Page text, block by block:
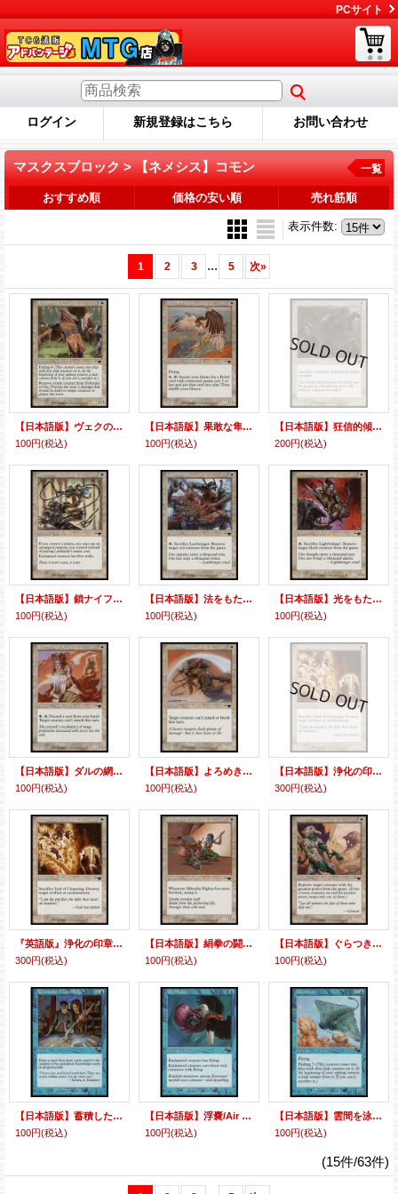
PCサイト
ログイン 新規登録はこちら お問い合わせ
マスクスブロック > 【ネメシス】コモン 一覧
おすすめ順 価格の安い順 売れ筋順
表示件数:
1 2 3 ... 5 次»
【日本語版】ヴェクの防衛者/Defender en-Vec
100円(税込)
【日本語版】果敢な隼/Defiant Falcon
100円(税込)
【日本語版】狂信的傾倒/Fanatical Devotion
200円(税込)
【日本語版】鎖ナイフ/Lashknife
100円(税込)
【日本語版】法をもたらす者/Lawbringer
100円(税込)
【日本語版】光をもたらす者/Lightbringer
100円(税込)
【日本語版】ダルの網使い/Netter en-Dal
100円(税込)
【日本語版】よろめき/Off Balance
100円(税込)
【日本語版】浄化の印章/Seal of Cleansing
300円(税込)
『英語版』浄化の印章/Seal of Cleansing
300円(税込)
【日本語版】絹拳の闘士/Silkenfist Fighter
100円(税込)
【日本語版】ぐらつき/Topple
100円(税込)
【日本語版】蓄積した知識/Accumulated Knowledge
100円(税込)
【日本語版】浮嚢/Air Bladder
100円(税込)
【日本語版】雲間を泳ぐもの/Cloudskate
100円(税込)
(15件/63件)